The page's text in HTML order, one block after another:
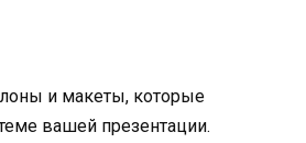
и макеты, которые
вашей презентации.